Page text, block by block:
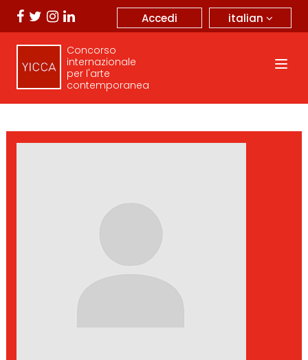
italian
Accedi
Concorso
internazionale
per l'arte
contemporanea